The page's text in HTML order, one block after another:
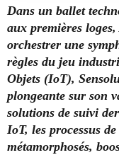
Dans un ballet
aux premières
orchestrer une
règles du jeu
Objets (IoT),
plongeante sur son
solutions de suivi
IoT, les processus
métamorphosés,